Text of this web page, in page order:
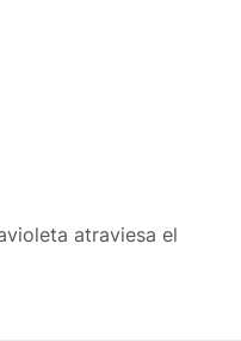
atraviesa el